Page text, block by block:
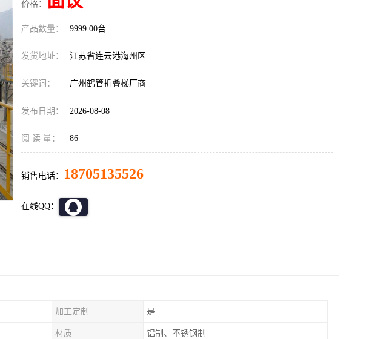
价格：
产品数量： 9999.00台
发货地址： 江苏省连云港海州区
关键词： 广州鹤管折叠梯厂商
发布日期： 2026-08-08
阅 读 量： 86
销售电话： 18705135526
在线QQ：
加工定制 是
材质 铝制、不锈钢制